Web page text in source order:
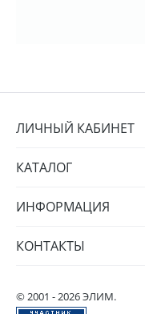
ЛИЧНЫЙ КАБИНЕТ
КАТАЛОГ
ИНФОРМАЦИЯ
КОНТАКТЫ
© 2001 - 2026 ЭЛИМ.